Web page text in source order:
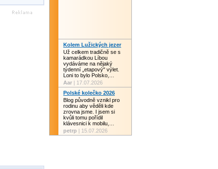
Kolem Lužických jezer
Už celkem tradičně se s
kamarádkou Líbou
vydáváme na nějaký
týdenní „etapový" výlet.
Loni to bylo Polsko,…
Aar | 17.07.2026
Polské kolečko 2026
Blog původně vznikl pro
rodinu aby věděli kde
zrovna jsme. I jsem si
kvůli tomu pořídil
klávesnici k mobilu,…
petrp | 15.07.2026